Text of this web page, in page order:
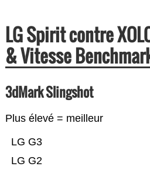
LG Spirit contre
& Vitesse
3dMark Slingshot
Plus élevé = meilleur
LG G2
LG G3